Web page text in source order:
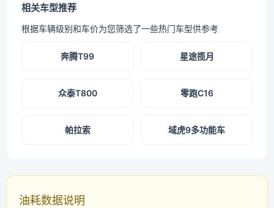
相关车型推荐
根据车辆级别和车价为您筛选了一些热门车型供参考
奔腾T99 星途揽月
众泰T800 零跑C16
帕拉索 域虎9多功能车
油耗数据说明